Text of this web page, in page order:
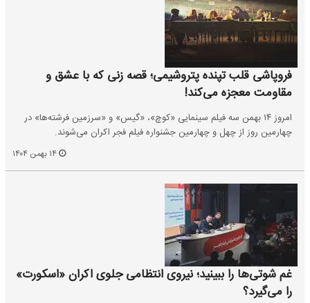
فروپاشی قلب تپنده پتروشیمی؛ قصه زنی که با عشق و
مقاومت معجزه می‌کند!
امروز ۱۴ بهمن سه فیلم سینمایی «کوچ»، «گیس» و «سرزمین فرشته‌ها» در
چهارمین روز از چهل و چهارمین جشنواره فیلم فجر اکران می‌شوند.
غم شوتی‌ها را ببینید؛ نیروی انتظامی جلوی اکران «اسکورت»
را می‌گیرد؟